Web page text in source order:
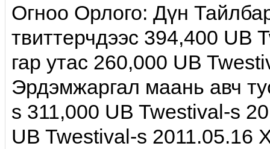
Огноо Орлого: Дүн
твиттерчдээс 394,400 UB
гар утас 260,000 UB
Эрдэмжаргал маань авч
s 311,000 UB Twestival-s
UB Twestival-s 2011.05.16